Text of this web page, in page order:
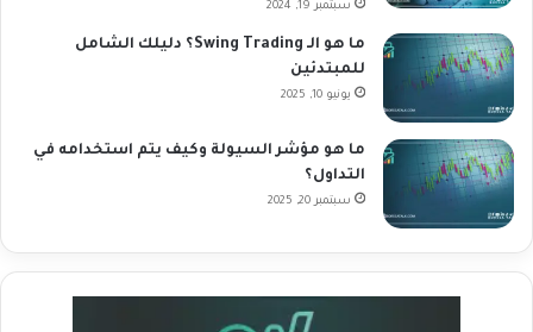
سبتمبر 19, 2024
ما هو الـ Swing Trading؟ دليلك الشامل
للمبتدئين
يونيو 10, 2025
ما هو مؤشر السيولة وكيف يتم استخدامه في
التداول؟
سبتمبر 20, 2025